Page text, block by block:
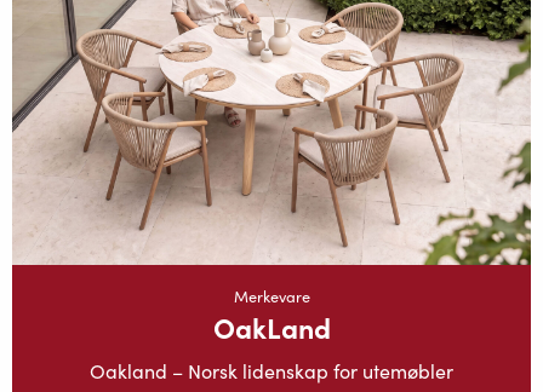
Merkevare
OakLand
Oakland – Norsk lidenskap for utemøbler